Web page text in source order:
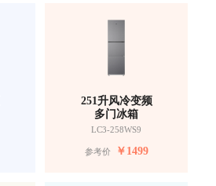
251升风冷变频
多门冰箱
LC3-258WS9
参考价 ￥1499